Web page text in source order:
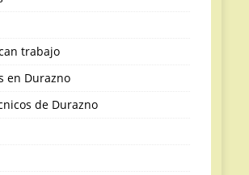
trabajo
en Durazno
de Durazno